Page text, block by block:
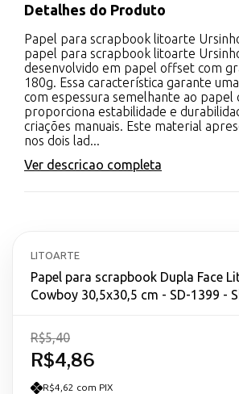
Detalhes do Produto
Papel para scrapbook litoarte
papel para scrapbook litoarte
desenvolvido em papel offset com
180g. Essa característica garante
com espessura semelhante ao papel
proporciona estabilidade e
criações manuais. Este material
nos dois lad...
Ver descricao completa
LITOARTE
Papel para scrapbook Dupla Face
Cowboy 30,5x30,5 cm - SD-1399 -
R$4,86
R$5,40
R$4,62 com PIX